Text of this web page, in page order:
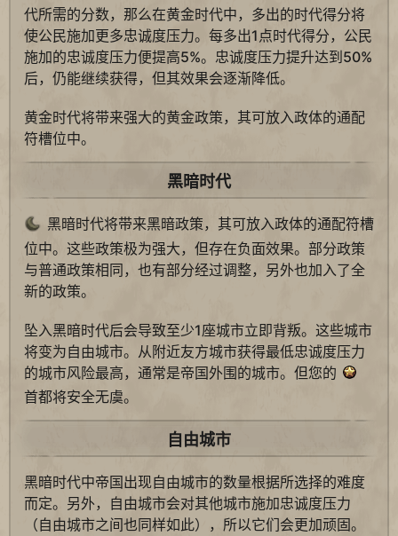
代所需的分数，那么在黄金时代中，多出的时代得分将
使公民施加更多忠诚度压力。每多出1点时代得分，公民
施加的忠诚度压力便提高5%。忠诚度压力提升达到50%
后，仍能继续获得，但其效果会逐渐降低。
黄金时代将带来强大的黄金政策，其可放入政体的通配
符槽位中。
黑暗时代
黑暗时代将带来黑暗政策，其可放入政体的通配符槽
位中。这些政策极为强大，但存在负面效果。部分政策
与普通政策相同，也有部分经过调整，另外也加入了全
新的政策。
坠入黑暗时代后会导致至少1座城市立即背叛。这些城市
将变为自由城市。从附近友方城市获得最低忠诚度压力
的城市风险最高，通常是帝国外围的城市。但您的
首都将安全无虞。
自由城市
黑暗时代中帝国出现自由城市的数量根据所选择的难度
而定。另外，自由城市会对其他城市施加忠诚度压力
（自由城市之间也同样如此），所以它们会更加顽固。